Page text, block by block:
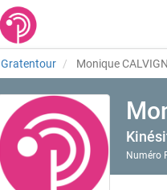
Gratentour Monique
Numéro